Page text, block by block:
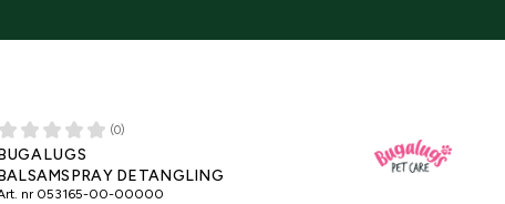
(0)
DETANGLING
nr 053165-00-00000